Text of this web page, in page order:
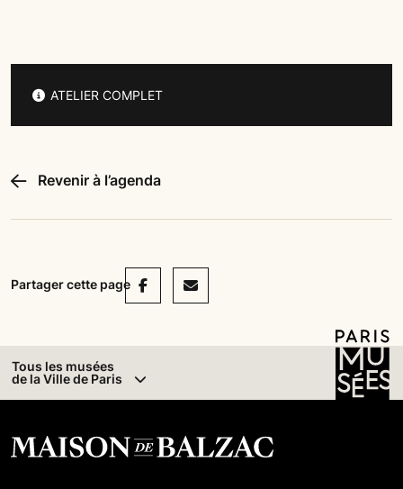
ATELIER COMPLET
Revenir à l’agenda
Partager cette pageFacebook
Mail
Tous les musées
de la Ville de Paris